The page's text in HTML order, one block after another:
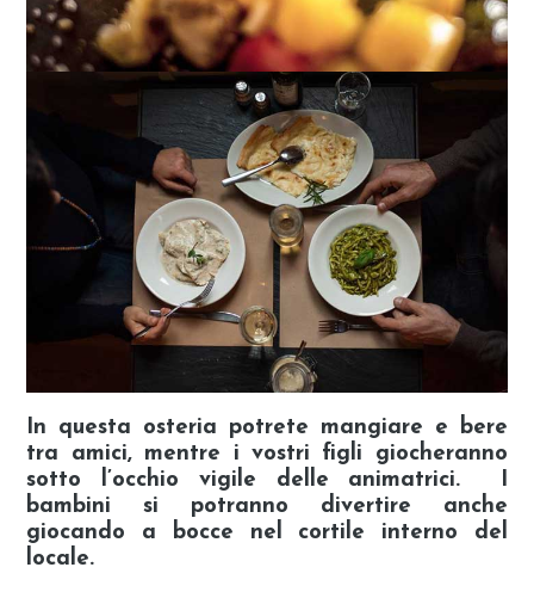
In questa osteria potrete mangiare e bere
tra amici, mentre i vostri figli giocheranno
sotto l’occhio vigile delle animatrici. I
bambini si potranno divertire anche
giocando a bocce nel cortile interno del
locale.